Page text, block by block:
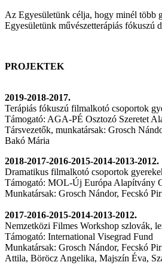
Az Egyesületünk célja, hogy minél több
Egyesületünk művészetterápiás fókuszú
PROJEKTEK
2019-2018-2017.
Terápiás fókuszú filmalkotó csoportok
Támogató: AGA-PÉ Osztozó Szeretet
Társvezetők, munkatársak: Grosch
Bakó Mária
2018-2017-2016-2015-2014-2013-2012.
Dramatikus filmalkotó csoportok
Támogató: MOL-Új Európa Alapítvány
Munkatársak: Grosch Nándor, Fecskó
2017-2016-2015-2014-2013-2012.
Nemzetközi Filmes Workshop szlovák,
Támogató: International Visegrad Fund
Munkatársak: Grosch Nándor, Fecskó
Attila, Böröcz Angelika, Majszín Éva,